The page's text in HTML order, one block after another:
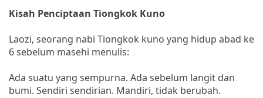
Kisah Penciptaan Tiongkok Kuno
Laozi, seorang nabi Tiongkok kuno yang hidup abad ke
6 sebelum masehi menulis:
Ada suatu yang sempurna. Ada sebelum langit dan
bumi. Sendiri sendirian. Mandiri, tidak berubah.